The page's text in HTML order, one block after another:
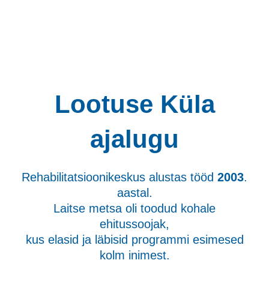
Lootuse Küla
ajalugu
Rehabilitatsioonikeskus alustas tööd 2003.
aastal.
Laitse metsa oli toodud kohale
ehitussoojak,
kus elasid ja läbisid programmi esimesed
kolm inimest.